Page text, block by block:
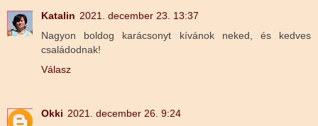
Katalin 2021. december 23. 13:37
Nagyon boldog karácsonyt kívánok neked, és kedves
családodnak!
Válasz
Okki 2021. december 26. 9:24